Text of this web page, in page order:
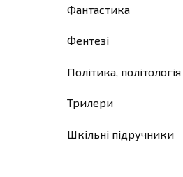
Фантастика
Фентезі
Політика, політологія
Трилери
Шкільні підручники